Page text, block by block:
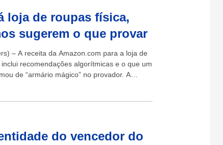
loja de roupas física,
sugerem o que provar
– A receita da Amazon.com para a loja de
recomendações algorítmicas e o que um
de “armário mágico” no provador. A
do vencedor do